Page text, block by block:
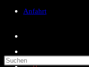
Anfahrt
Diese